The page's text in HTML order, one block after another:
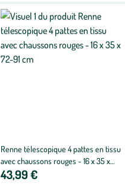
Renne télescopique 4 pattes en tissu
avec chaussons rouges - 16 x 35 x
72-91 cm
43,99 €